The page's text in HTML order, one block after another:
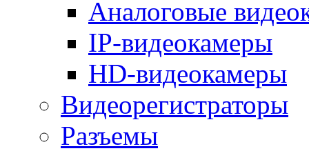
Аналоговые
IP-видеокамеры
HD-видеокамеры
Видеорегистраторы
Разъемы